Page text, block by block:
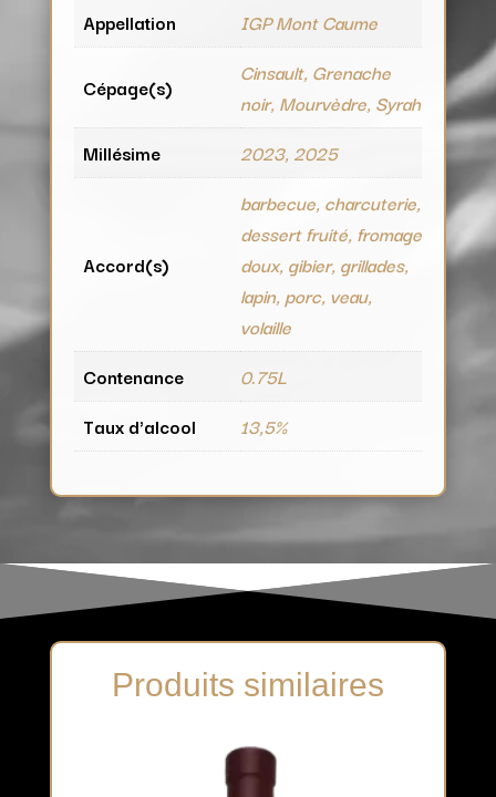
Appellation
IGP Mont Caume
Cépage(s)
Cinsault, Grenache
noir, Mourvèdre, Syrah
Millésime
2023, 2025
Accord(s)
barbecue, charcuterie,
dessert fruité, fromage
doux, gibier, grillades,
lapin, porc, veau,
volaille
Contenance
0.75L
Taux d'alcool
13,5%
Produits similaires